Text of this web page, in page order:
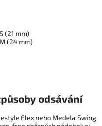
(21 mm)
(24 mm)
odsávání
Flex nebo Medela Swing